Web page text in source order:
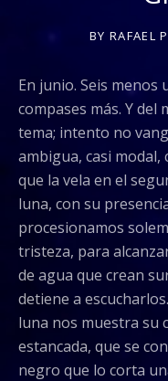
BYRAFAEL
En junio. Seis menos
compases más. Y del
tema; intento no
ambigua, casi
que la vela en el
luna, con su
procesionamos
tristeza, para
de agua que crean
detiene a
luna nos muestra su
estancada, que se
negro que lo corta